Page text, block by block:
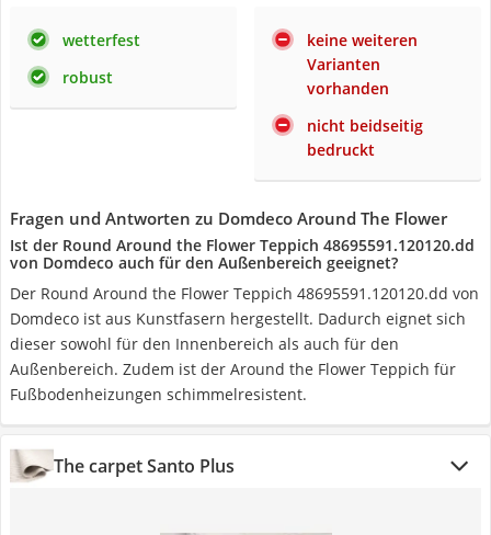
wetterfest
robust
keine weiteren
Varianten
vorhanden
nicht beidseitig
bedruckt
Fragen und Antworten zu Domdeco Around The Flower
Ist der Round Around the Flower Teppich 48695591.120120.dd
von Domdeco auch für den Außenbereich geeignet?
Der Round Around the Flower Teppich 48695591.120120.dd von
Domdeco ist aus Kunstfasern hergestellt. Dadurch eignet sich
dieser sowohl für den Innenbereich als auch für den
Außenbereich. Zudem ist der Around the Flower Teppich für
Fußbodenheizungen schimmelresistent.
The carpet Santo Plus